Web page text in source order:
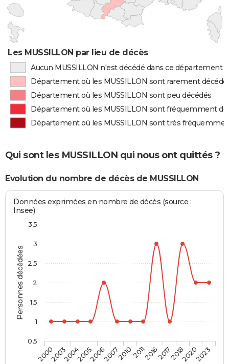
Les MUSSILLON par lieu de décès
Aucun MUSSILLON n'est décédé dans ce département
Département où les MUSSILLON sont rarement
Département où les MUSSILLON sont peu décédés
Département où les MUSSILLON sont fréquemment
Département où les MUSSILLON sont très
Qui sont les MUSSILLON qui nous ont quittés ?
Evolution du nombre de décès de MUSSILLON
Personnes décédées
Données exprimées en nombre de décès (source :
Insee)
2000200320042005200620072010201120162017201820202023
0,5
1
1,5
2
2,5
3
3,5